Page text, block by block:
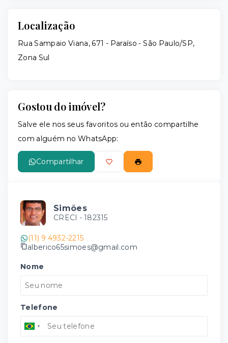
Localização
Rua Sampaio Viana, 671 - Paraíso - São Paulo/SP,
Zona Sul
Gostou do imóvel?
Salve ele nos seus favoritos ou então compartilhe
com alguém no WhatsApp:
Compartilhar
Simões
CRECI - 182315
(11) 9 4932-2215
alberico65simoes@gmail.com
Nome
Telefone